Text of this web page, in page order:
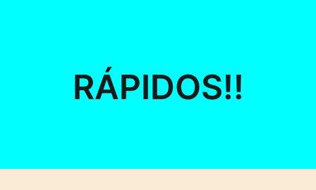
RÁPIDOS!!